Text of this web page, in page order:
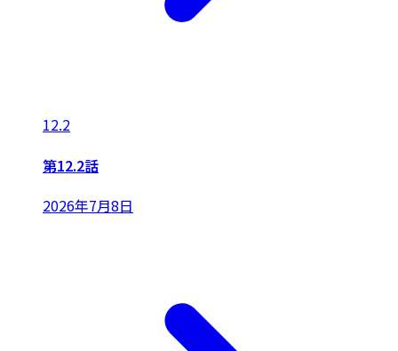
12.2
第12.2話
2026年7月8日